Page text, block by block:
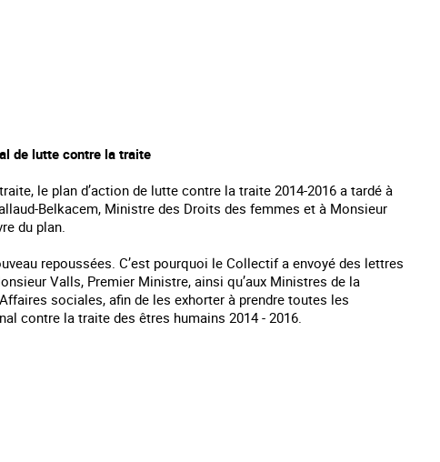
de lutte contre la traite
le plan d’action de lutte contre la traite 2014-2016 a tardé à
Belkacem, Ministre des Droits des femmes et à Monsieur
du plan.
repoussées. C’est pourquoi le Collectif a envoyé des lettres
Valls, Premier Ministre, ainsi qu’aux Ministres de la
sociales, afin de les exhorter à prendre toutes les
contre la traite des êtres humains 2014 - 2016.